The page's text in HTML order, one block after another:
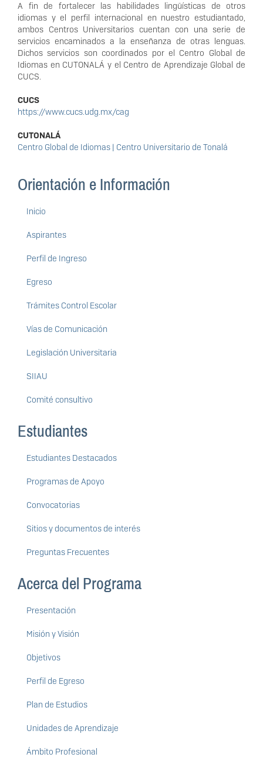
A fin de fortalecer las habilidades lingüísticas de otros
idiomas y el perfil internacional en nuestro estudiantado,
ambos Centros Universitarios cuentan con una serie de
servicios encaminados a la enseñanza de otras lenguas.
Dichos servicios son coordinados por el Centro Global de
Idiomas en CUTONALÁ y el Centro de Aprendizaje Global de
CUCS.
CUCS
https://www.cucs.udg.mx/cag
CUTONALÁ
Centro Global de Idiomas | Centro Universitario de Tonalá
Orientación e Información
Inicio
Aspirantes
Perfil de Ingreso
Egreso
Trámites Control Escolar
Vías de Comunicación
Legislación Universitaria
SIIAU
Comité consultivo
Estudiantes
Estudiantes Destacados
Programas de Apoyo
Convocatorias
Sitios y documentos de interés
Preguntas Frecuentes
Acerca del Programa
Presentación
Misión y Visión
Objetivos
Perfil de Egreso
Plan de Estudios
Unidades de Aprendizaje
Ámbito Profesional